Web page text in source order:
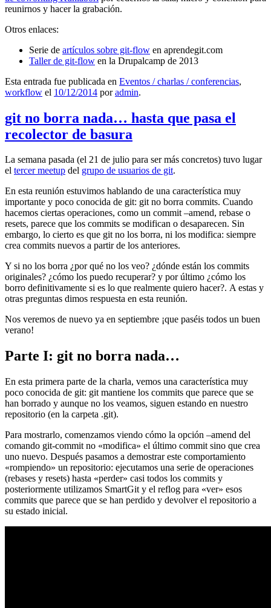
reunirnos y hacer la grabación.
Otros enlaces:
Serie de artículos sobre git-flow en aprendegit.com
Taller de git-flow en la Drupalcamp de 2013
Esta entrada fue publicada en Eventos / charlas / conferencias,
workflow el 10/12/2014 poradmin.
git no borra nada… hasta que pasa el
recolector de basura
La semana pasada (el 21 de julio para ser más concretos) tuvo lugar
el tercer meetup del grupo de usuarios de git.
En esta reunión estuvimos hablando de una característica muy
importante y poco conocida de git: git no borra commits. Cuando
hacemos ciertas operaciones, como un commit –amend, rebase o
resets, parece que los commits se modifican o desaparecen. Sin
embargo, lo cierto es que git no los borra, ni los modifica: siempre
crea commits nuevos a partir de los anteriores.
Y si no los borra ¿por qué no los veo? ¿dónde están los commits
originales? ¿cómo los puedo recuperar? y por último ¿cómo los
borro definitivamente si es lo que realmente quiero hacer?. A estas y
otras preguntas dimos respuesta en esta reunión.
Nos veremos de nuevo ya en septiembre ¡que paséis todos un buen
verano!
Parte I: git no borra nada…
En esta primera parte de la charla, vemos una característica muy
poco conocida de git: git mantiene los commits que parece que se
han borrado y aunque no los veamos, siguen estando en nuestro
repositorio (en la carpeta .git).
Para mostrarlo, comenzamos viendo cómo la opción –amend del
comando git-commit no «modifica» el último commit sino que crea
uno nuevo. Después pasamos a demostrar este comportamiento
«rompiendo» un repositorio: ejecutamos una serie de operaciones
(rebases y resets) hasta «perder» casi todos los commits y
posteriormente utilizamos SmartGit y el reflog para «ver» esos
commits que parece que se han perdido y devolver el repositorio a
su estado inicial.